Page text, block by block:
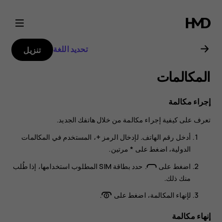
دليل
مستخدم
Nokia
8000
4G
تحديد اللغة تنزيل
المكالمات
إجراء مكالمة
تعرف على كيفية إجراء مكالمة من خلال هاتفك الجديد.
أدخل رقم الهاتف. لإدخال الرمز +، المستخدم في المكالمات
الدولية، اضغط على * مرتين.
اضغط على
. حدد بطاقة SIM المطلوب استخدامها، إذا طُلب
منك ذلك.
لإنهاء المكالمة، اضغط على
.
إنهاء مكالمة